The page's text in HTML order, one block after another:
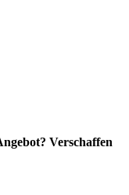
Verschaffen